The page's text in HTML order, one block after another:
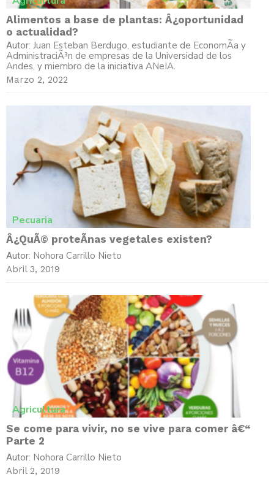
Alimentos a base de plantas: Â¿oportunidad
o actualidad?
Autor: Juan Esteban Berdugo, estudiante de EconomÃ­a y
AdministraciÃ³n de empresas de la Universidad de los
Andes, y miembro de la iniciativa ANeIA.
Marzo 2, 2022
Pecuaria
Â¿QuÃ© proteÃ­nas vegetales existen?
Autor: Nohora Carrillo Nieto
Abril 3, 2019
Agricultura
Se come para vivir, no se vive para comer â€“
Parte 2
Autor: Nohora Carrillo Nieto
Abril 2, 2019